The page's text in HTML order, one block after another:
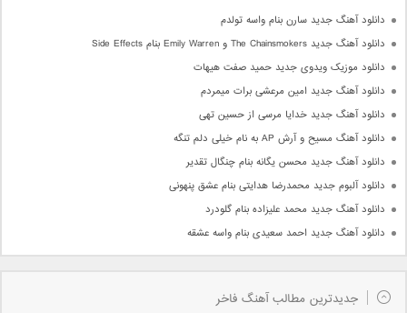
دانلود آهنگ جدید سارن بنام واسه تولدم
دانلود آهنگ جدید The Chainsmokers و Emily Warren بنام Side Effects
دانلود موزیک ویدوی جدید حمید صفت هیهات
دانلود آهنگ جدید امین مرعشی برات میمردم
دانلود آهنگ جدید خدایا مرسی از حسین تهی
دانلود آهنگ مسیح و آرش AP به نام خیلی دلم تنگه
دانلود آهنگ جدید محسن یگانه بنام چنگال تقدیر
دانلود آلبوم جدید محمدرضا هدایتی بنام عشق پنهونی
دانلود آهنگ جدید محمد علیزاده بنام گلودرد
دانلود آهنگ جدید احمد سعیدی بنام واسه عشقه
جدیدترین مطالب آهنگ فاخر